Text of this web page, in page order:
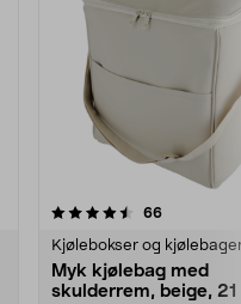
66
Kjølebokser og
Myk kjølebag med
skulderrem, beige,
4.5 av 5 stjerner